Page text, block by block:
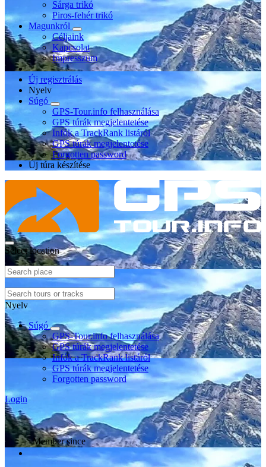
Sárga trikó
Piros-fehér trikó
Magunkról
Céljaink
Kapcsolat
Impresszum
Új regisztrálás
Nyelv
Súgó
GPS-Tour.info felhasználása
GPS túrák megjelentetése
Infók a TrackRank listáról
GPS túrák megjelentetése
Forgotten password
Új túra készítése
Select location
Nyelv
Súgó
GPS-Tour.info felhasználása
GPS túrák megjelentetése
Infók a TrackRank listáról
GPS túrák megjelentetése
Forgotten password
Login
Member since